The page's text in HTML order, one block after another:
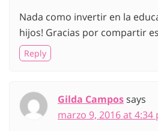
Nada como invertir en la
hijos! Gracias por compartir
Reply
Gilda Campossays
marzo 9, 2016 at 4:34